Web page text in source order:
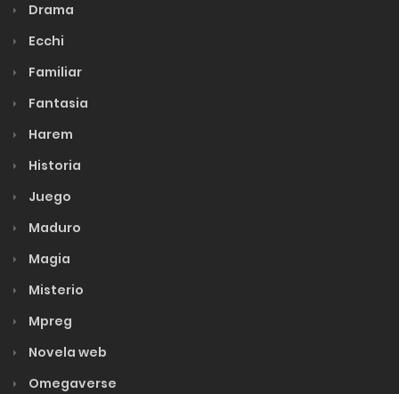
Drama
Ecchi
Familiar
Fantasia
Harem
Historia
Juego
Maduro
Magia
Misterio
Mpreg
Novela web
Omegaverse